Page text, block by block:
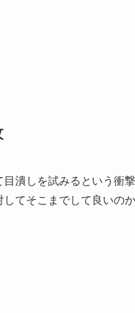
潰しを試みるという衝
てそこまでして良いの